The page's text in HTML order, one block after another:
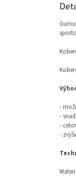
-
-
-
-